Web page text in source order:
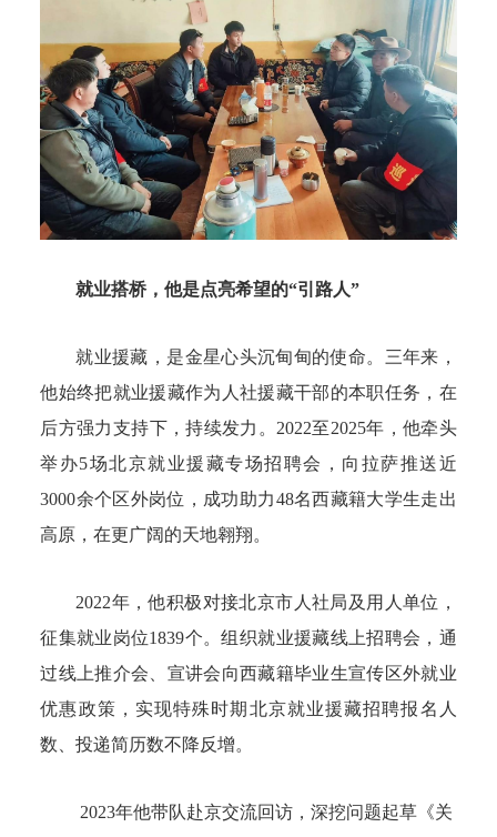
就业搭桥，他是点亮希望的“引路人”
就业援藏，是金星心头沉甸甸的使命。三年来，
他始终把就业援藏作为人社援藏干部的本职任务，在
后方强力支持下，持续发力。2022至2025年，他牵头
举办5场北京就业援藏专场招聘会，向拉萨推送近
3000余个区外岗位，成功助力48名西藏籍大学生走出
高原，在更广阔的天地翱翔。
2022年，他积极对接北京市人社局及用人单位，
征集就业岗位1839个。组织就业援藏线上招聘会，通
过线上推介会、宣讲会向西藏籍毕业生宣传区外就业
优惠政策，实现特殊时期北京就业援藏招聘报名人
数、投递简历数不降反增。
2023年他带队赴京交流回访，深挖问题起草《关